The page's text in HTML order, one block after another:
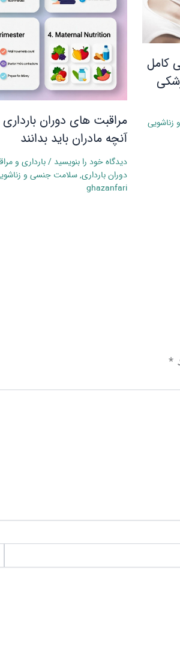
کامل
مراقبت های دوران
آنچه مادران باید بدانند
دیدگاه‌ خود را بنویسید /بارداری و
دوران بارداری,سلامت جنسی و
ghazanfari
*